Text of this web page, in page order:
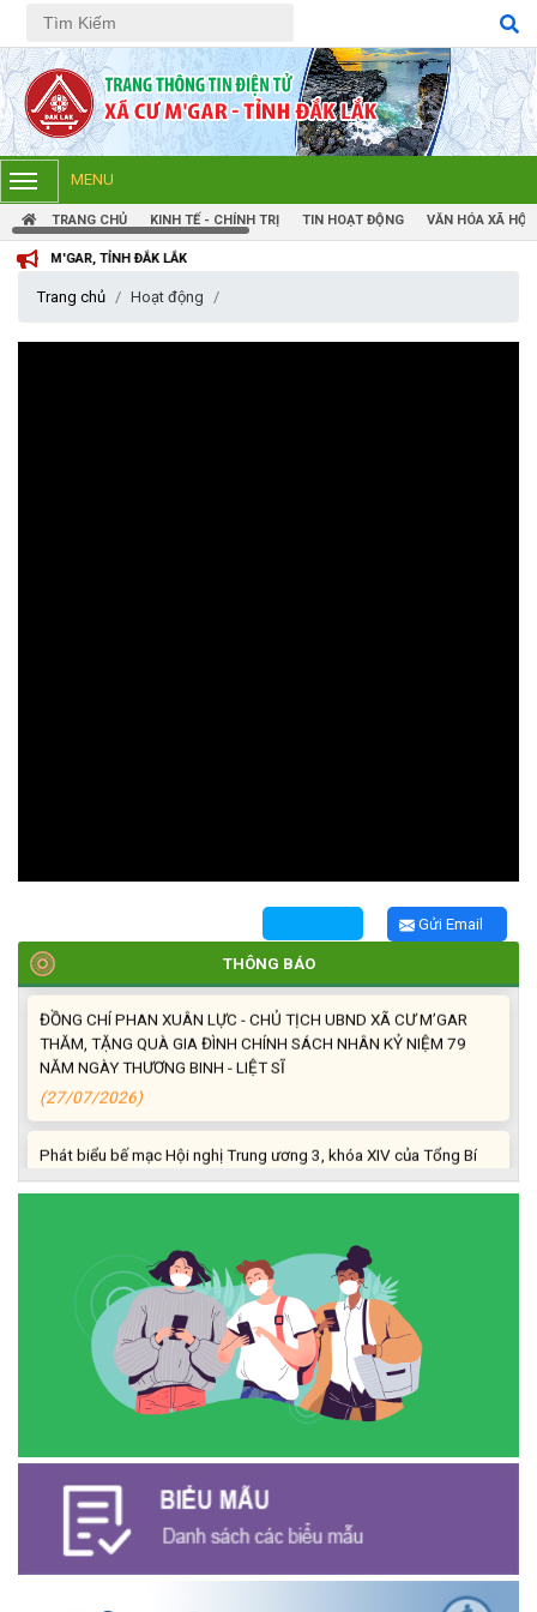
Tiếng Việt Tiếng Anh
MENU
TRANG CHỦ KINH TẾ - CHÍNH TRỊ TIN HOẠT ĐỘNG VĂN HÓA XÃ HỘI
TỈNH ĐẮK LẮK
Trang chủ Hoạt động
Gửi Email
THÔNG BÁO
(27/07/2026)
ĐỒNG CHÍ PHAN XUÂN LỰC - CHỦ TỊCH UBND XÃ CƯ M’GAR
THĂM, TẶNG QUÀ GIA ĐÌNH CHÍNH SÁCH NHÂN KỶ NIỆM 79
NĂM NGÀY THƯƠNG BINH - LIỆT SĨ
(27/07/2026)
Phát biểu bế mạc Hội nghị Trung ương 3, khóa XIV của Tổng Bí
thư, Chủ tịch nước Tô Lâm
(26/07/2026)
NGÂN HÀNG CHÍNH SÁCH XÃ HỘI CƯ M’GAR: TỔ CHỨC CHO
VAY KÝ QUỸ ĐỐI VỚI NGƯỜI LAO ĐỘNG ĐI LÀM VIỆC TẠI HÀN
(24/07/2026)
HỘI NÔNG DÂN XÃ CƯ M’GAR ĐẠI DIỆN TỈNH ĐẮK LẮK QUẢNG
BÁ SẢN PHẨM OCOP TẠI TUẦN LỄ NÔNG SẢN VÀ SẢN PHẨM
(18/07/2026)
Đoàn viên thanh niên và các tầng lớp Nhân dân xã Cư M'gar tích
cực tham gia hưởng ngày hội hiến máu tình nguyện đợt II năm
2026.